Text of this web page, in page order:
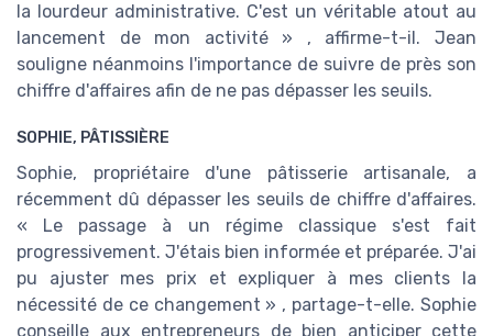
la lourdeur administrative. C'est un véritable atout au
lancement de mon activité » , affirme-t-il. Jean
souligne néanmoins l'importance de suivre de près son
chiffre d'affaires afin de ne pas dépasser les seuils.
SOPHIE, PÂTISSIÈRE
Sophie, propriétaire d'une pâtisserie artisanale, a
récemment dû dépasser les seuils de chiffre d'affaires.
« Le passage à un régime classique s'est fait
progressivement. J'étais bien informée et préparée. J'ai
pu ajuster mes prix et expliquer à mes clients la
nécessité de ce changement » , partage-t-elle. Sophie
conseille aux entrepreneurs de bien anticiper cette